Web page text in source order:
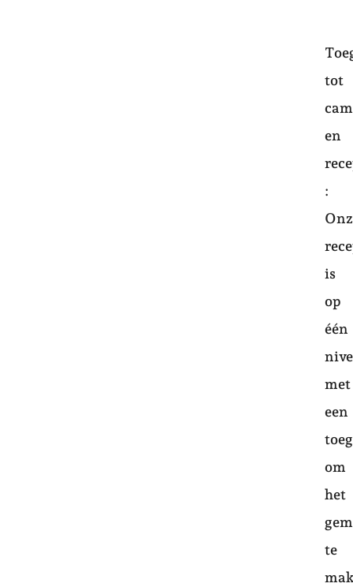
tot
en
:
is
op
één
met
een
om
het
te